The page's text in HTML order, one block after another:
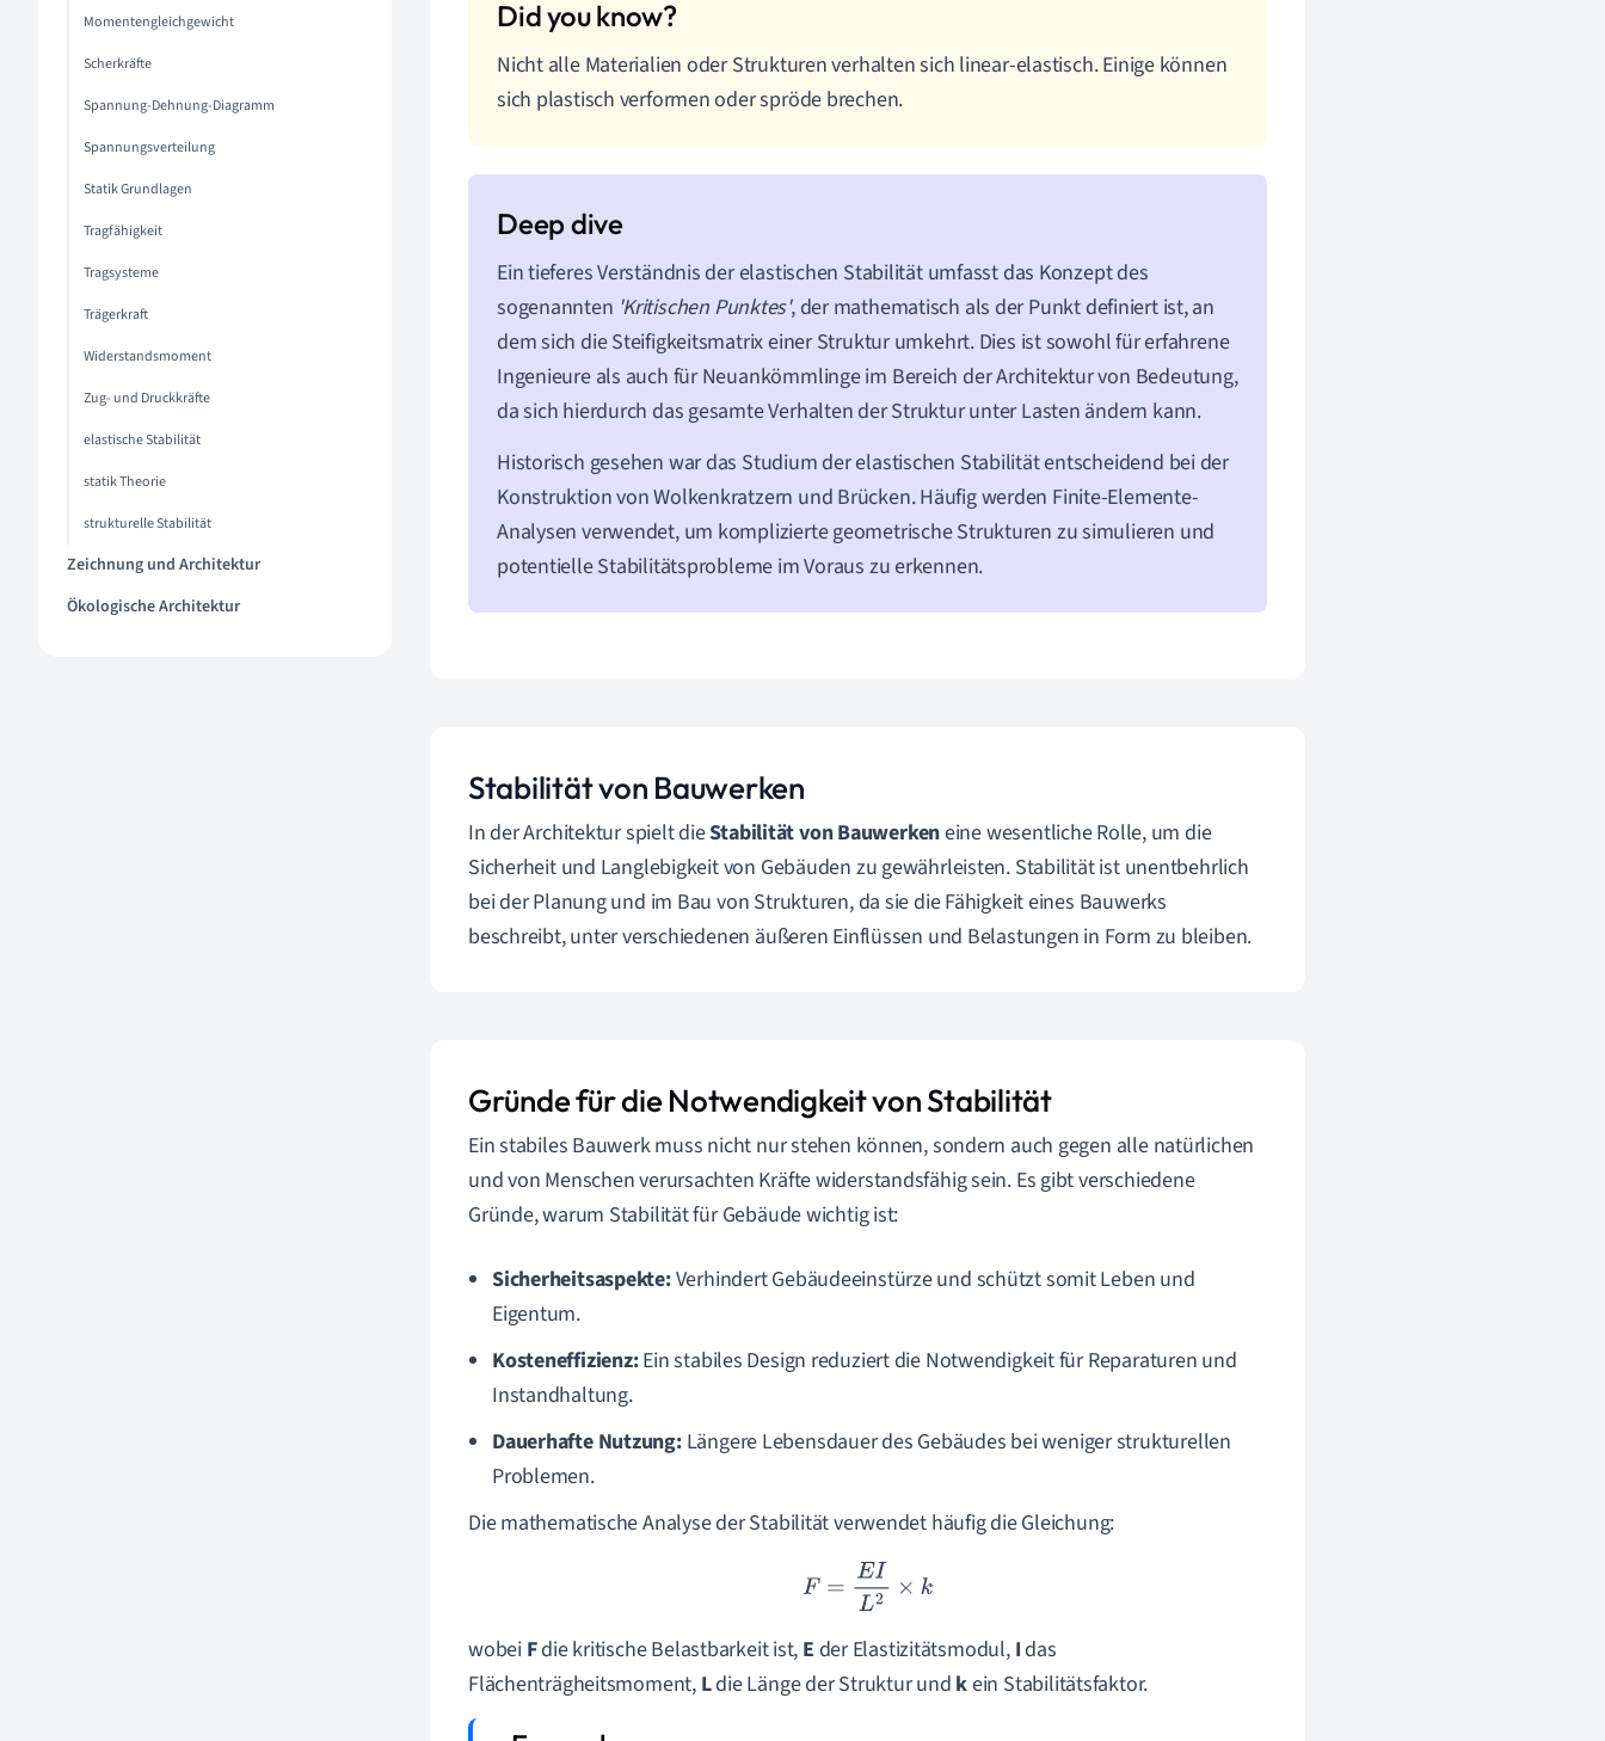
Momentengleichgewicht
Scherkräfte
Spannung-Dehnung-Diagramm
Spannungsverteilung
Statik Grundlagen
Tragfähigkeit
Tragsysteme
Trägerkraft
Widerstandsmoment
Zug- und Druckkräfte
elastische Stabilität
statik Theorie
strukturelle Stabilität
Zeichnung und Architektur
Ökologische Architektur
Nicht alle Materialien oder Strukturen verhalten sich linear-elastisch. Einige können
sich plastisch verformen oder spröde brechen.
Ein tieferes Verständnis der elastischen Stabilität umfasst das Konzept des
sogenannten 'Kritischen Punktes', der mathematisch als der Punkt definiert ist, an
dem sich die Steifigkeitsmatrix einer Struktur umkehrt. Dies ist sowohl für erfahrene
Ingenieure als auch für Neuankömmlinge im Bereich der Architektur von Bedeutung,
da sich hierdurch das gesamte Verhalten der Struktur unter Lasten ändern kann.
Historisch gesehen war das Studium der elastischen Stabilität entscheidend bei der
Konstruktion von Wolkenkratzern und Brücken. Häufig werden Finite-Elemente-
Analysen verwendet, um komplizierte geometrische Strukturen zu simulieren und
potentielle Stabilitätsprobleme im Voraus zu erkennen.
Stabilität von Bauwerken
In der Architektur spielt dieStabilität von Bauwerkeneine wesentliche Rolle, um die
Sicherheit und Langlebigkeit von Gebäuden zu gewährleisten. Stabilität ist unentbehrlich
bei der Planung und im Bau von Strukturen, da sie die Fähigkeit eines Bauwerks
beschreibt, unter verschiedenen äußeren Einflüssen und Belastungen in Form zu bleiben.
Gründe für die Notwendigkeit von Stabilität
Ein stabiles Bauwerk muss nicht nur stehen können, sondern auch gegen alle natürlichen
und von Menschen verursachten Kräfte widerstandsfähig sein. Es gibt verschiedene
Gründe, warum Stabilität für Gebäude wichtig ist:
Sicherheitsaspekte:Verhindert Gebäudeeinstürze und schützt somit Leben und
Eigentum.
Kosteneffizienz:Ein stabiles Design reduziert die Notwendigkeit für Reparaturen und
Instandhaltung.
Dauerhafte Nutzung:Längere Lebensdauer des Gebäudes bei weniger strukturellen
Problemen.
Die mathematische Analyse der Stabilität verwendet häufig die Gleichung:
F= EIL2× k
wobei Fdie kritische Belastbarkeit ist, E der Elastizitätsmodul, Idas
Flächenträgheitsmoment, Ldie Länge der Struktur und kein Stabilitätsfaktor.